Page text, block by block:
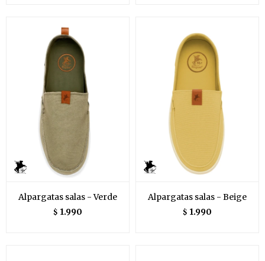
Alpargatas salas - Verde
$ 1.990
Alpargatas salas - Beige
$ 1.990